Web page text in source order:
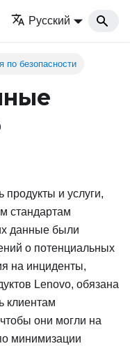
Русский
безопасности
продукты и услуги,
стандартам
данные были
о потенциальных
на инциденты,
Lenovo, обязана
клиентам
они могли на
минимизации